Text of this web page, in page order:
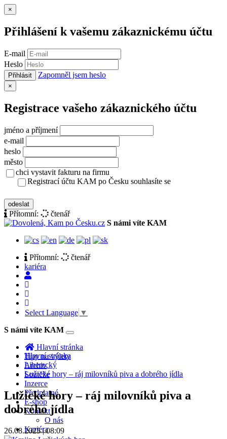
×
Přihlášení k vašemu zákaznickému účtu
E-mail
Heslo
Přihlásit Zapomněl jsem heslo
×
Registrace vašeho zákaznického účtu
jméno a příjmení
e-mail
heslo
město
chci vystavit fakturu na firmu
Registrací účtu KAM po Česku souhlasíte se
odeslat
Přítomní:
čtenář
S námi víte KAM
Přítomní:
čtenář
kariéra
Select Language ▼
S námi víte KAM
Toggle
navigation
Hlavní stránka
Tipy na výlety
Archiv
Soutěže
Inzerce
Předplatné
E-shop
Kontakt
O nás
Kariéra
Hlavní stránka
Liberecký
Lužické hory – ráj milovníků piva a dobrého jídla
Lužické hory – ráj milovníků piva a
dobrého jídla
26.08.2025 | 08:09